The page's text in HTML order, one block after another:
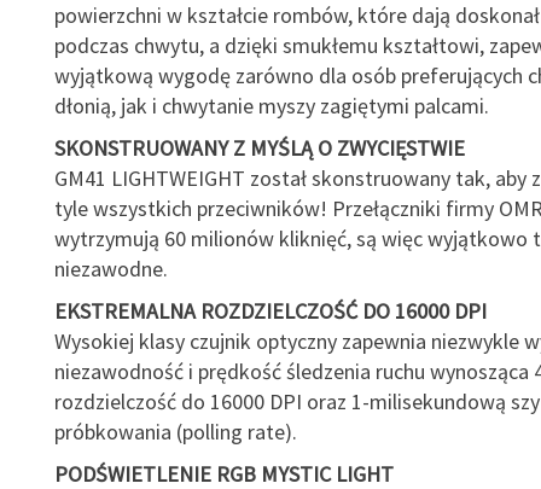
powierzchni w kształcie rombów, które dają
podczas chwytu, a dzięki smukłemu kształtowi,
wyjątkową wygodę zarówno dla osób preferujących
dłonią, jak i chwytanie myszy zagiętymi palcami.
SKONSTRUOWANY Z MYŚLĄ O ZWYCIĘSTWIE
GM41 LIGHTWEIGHT został skonstruowany tak, aby
tyle wszystkich przeciwników! Przełączniki firmy
wytrzymują 60 milionów kliknięć, są więc wyjątkowo
niezawodne.
EKSTREMALNA ROZDZIELCZOŚĆ DO 16000 DPI
Wysokiej klasy czujnik optyczny zapewnia niezwykle
niezawodność i prędkość śledzenia ruchu wynosząca
rozdzielczość do 16000 DPI oraz 1-milisekundową
próbkowania (polling rate).
PODŚWIETLENIE RGB MYSTIC LIGHT